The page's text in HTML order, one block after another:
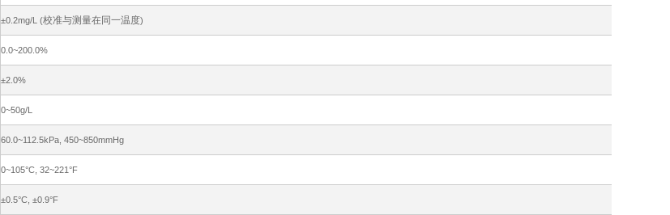
±0.2mg/L (校准与测量在同一温度)
0.0~200.0%
±2.0%
0~50g/L
60.0~112.5kPa, 450~850mmHg
0~105°C, 32~221°F
±0.5°C, ±0.9°F